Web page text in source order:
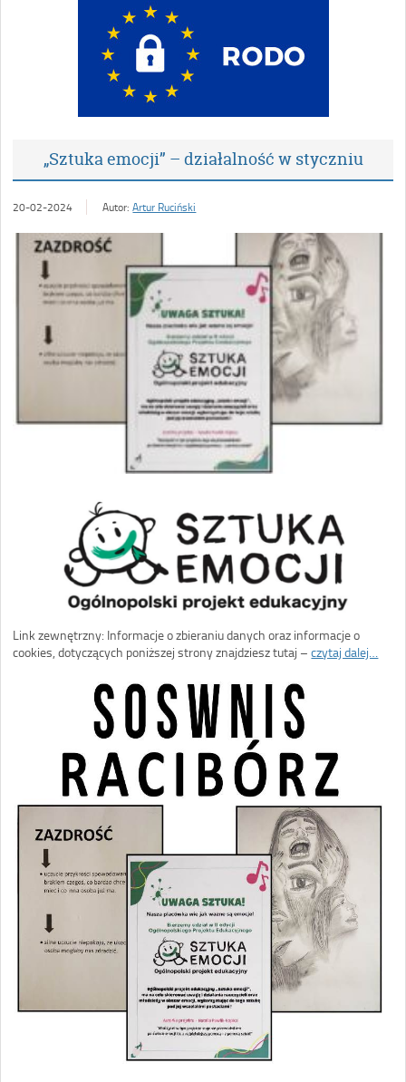
„Sztuka emocji” – działalność w styczniu
20-02-2024 Autor:Artur Ruciński
Link zewnętrzny: Informacje o zbieraniu danych oraz informacje o
cookies, dotyczących poniższej strony znajdziesz tutaj –czytaj dalej…